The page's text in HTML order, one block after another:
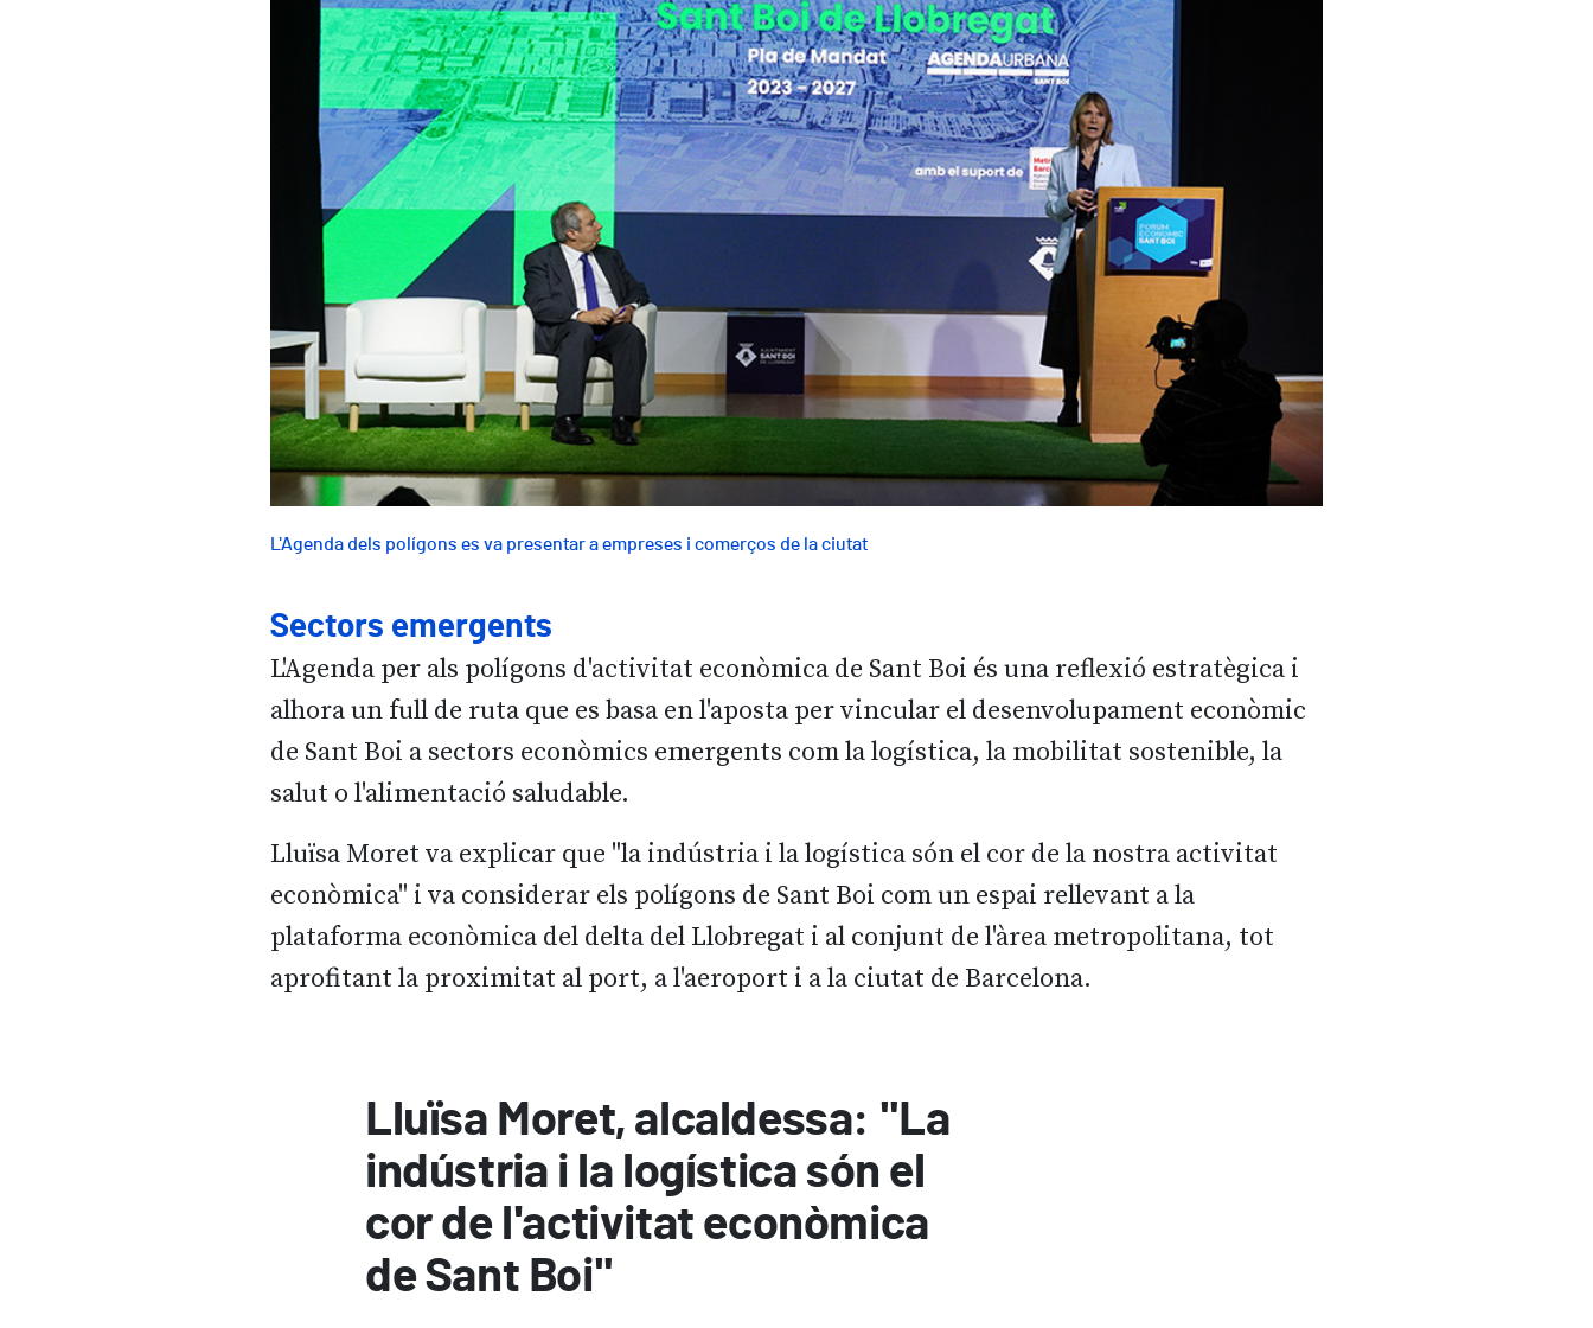
L'Agenda dels polígons es va presentar a empreses i comerços de la ciutat
Sectors emergents
L'Agenda per als polígons d'activitat econòmica de Sant Boi és una reflexió estratègica i
alhora un full de ruta que es basa en l'aposta per vincular el desenvolupament econòmic
de Sant Boi a sectors econòmics emergents com la logística, la mobilitat sostenible, la
salut o l'alimentació saludable.
Lluïsa Moret va explicar que "la indústria i la logística són el cor de la nostra activitat
econòmica" i va considerar els polígons de Sant Boi com un espai rellevant a la
plataforma econòmica del delta del Llobregat i al conjunt de l'àrea metropolitana, tot
aprofitant la proximitat al port, a l'aeroport i a la ciutat de Barcelona.
Lluïsa Moret, alcaldessa: "La
indústria i la logística són el
cor de l'activitat econòmica
de Sant Boi"